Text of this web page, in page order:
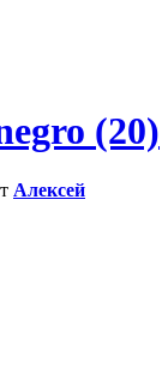
(20)
Алексей